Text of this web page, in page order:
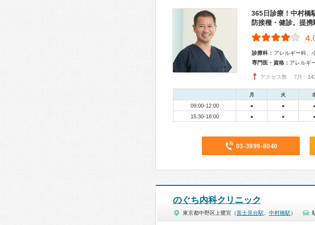
365日診療！中村橋
防接種・健診。提携
診療科： アレルギー科、
専門医・資格： アレルギ
アクセス数 7月： 141
月 火
09:00-12:00 ● ● ●
15:30-18:00 ● ● ●
03-3999-8040
のぐち内科クリニック
東京都中野区上鷺宮（富士見台駅 中村橋駅 ）